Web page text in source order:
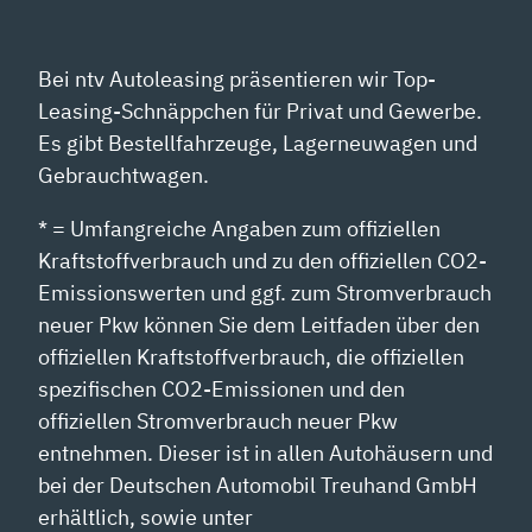
Bei ntv Autoleasing präsentieren wir Top-
Leasing-Schnäppchen für Privat und Gewerbe.
Es gibt Bestellfahrzeuge, Lagerneuwagen und
Gebrauchtwagen.
* = Umfangreiche Angaben zum offiziellen
Kraftstoffverbrauch und zu den offiziellen CO2-
Emissionswerten und ggf. zum Stromverbrauch
neuer Pkw können Sie dem Leitfaden über den
offiziellen Kraftstoffverbrauch, die offiziellen
spezifischen CO2-Emissionen und den
offiziellen Stromverbrauch neuer Pkw
entnehmen. Dieser ist in allen Autohäusern und
bei der Deutschen Automobil Treuhand GmbH
erhältlich, sowie unter